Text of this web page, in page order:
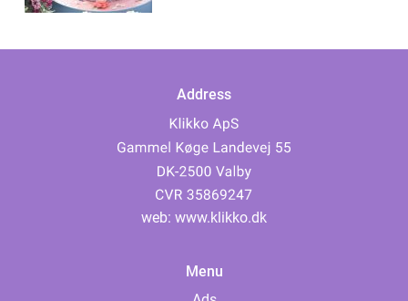
Address
web: www.klikko.dk
Menu